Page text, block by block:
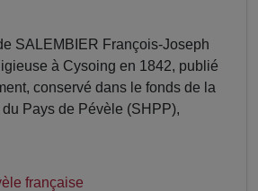
SALEMBIER François-Joseph
à Cysoing en 1842, publié
conservé dans le fonds de la
Pays de Pévèle (SHPP),
française